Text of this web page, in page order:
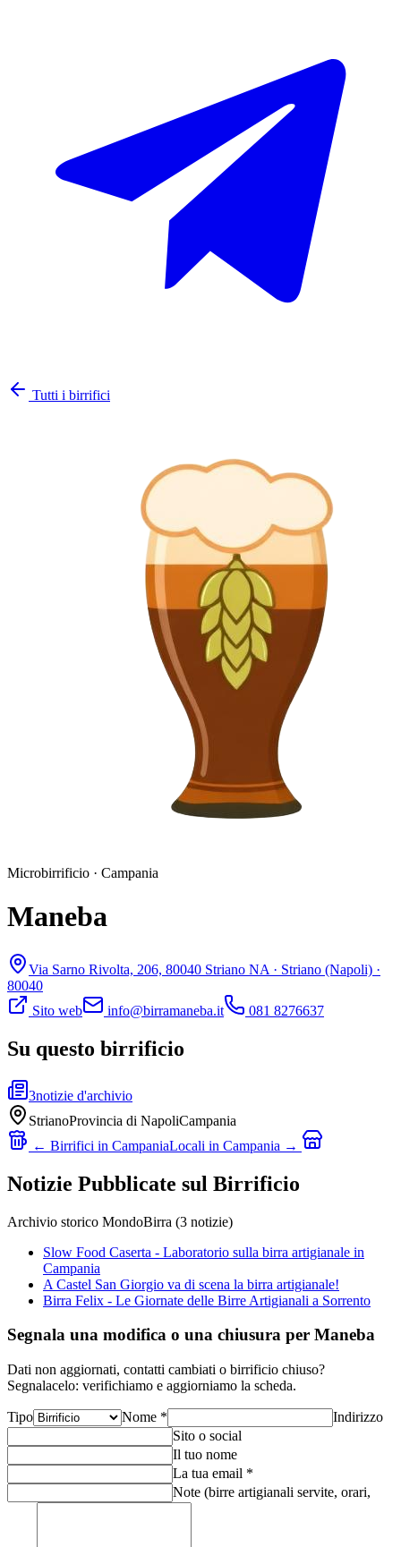
Tutti i birrifici
Microbirrificio · Campania
Maneba
Via Sarno Rivolta, 206, 80040 Striano NA · Striano (Napoli) ·
80040
Sito web
info@birramaneba.it 081 8276637
Su questo birrificio
3notizie d'archivio
StrianoProvincia di NapoliCampania
← Birrifici in CampaniaLocali in Campania →
Notizie Pubblicate sul Birrificio
Archivio storico MondoBirra (3 notizie)
Slow Food Caserta - Laboratorio sulla birra artigianale in
Campania
A Castel San Giorgio va di scena la birra artigianale!
Birra Felix - Le Giornate delle Birre Artigianali a Sorrento
Segnala una modifica o una chiusura per Maneba
Dati non aggiornati, contatti cambiati o birrificio chiuso?
Segnalacelo: verifichiamo e aggiorniamo la scheda.
Tipo Nome *
Indirizzo
Sito o social
Il tuo nome
La tua email *
Note (birre artigianali servite, orari,